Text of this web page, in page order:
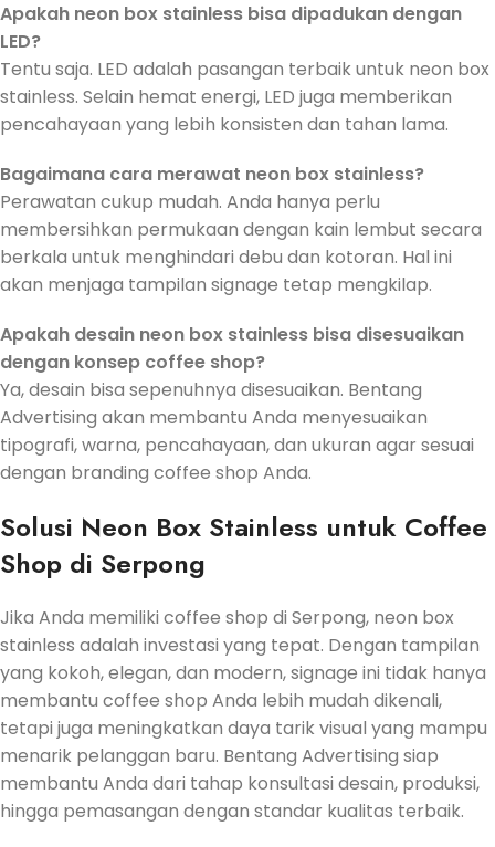
Apakah neon box stainless bisa dipadukan dengan
LED?
Tentu saja. LED adalah pasangan terbaik untuk neon box
stainless. Selain hemat energi, LED juga memberikan
pencahayaan yang lebih konsisten dan tahan lama.
Bagaimana cara merawat neon box stainless?
Perawatan cukup mudah. Anda hanya perlu
membersihkan permukaan dengan kain lembut secara
berkala untuk menghindari debu dan kotoran. Hal ini
akan menjaga tampilan signage tetap mengkilap.
Apakah desain neon box stainless bisa disesuaikan
dengan konsep coffee shop?
Ya, desain bisa sepenuhnya disesuaikan. Bentang
Advertising akan membantu Anda menyesuaikan
tipografi, warna, pencahayaan, dan ukuran agar sesuai
dengan branding coffee shop Anda.
Solusi Neon Box Stainless untuk Coffee
Shop di Serpong
Jika Anda memiliki coffee shop di Serpong, neon box
stainless adalah investasi yang tepat. Dengan tampilan
yang kokoh, elegan, dan modern, signage ini tidak hanya
membantu coffee shop Anda lebih mudah dikenali,
tetapi juga meningkatkan daya tarik visual yang mampu
menarik pelanggan baru. Bentang Advertising siap
membantu Anda dari tahap konsultasi desain, produksi,
hingga pemasangan dengan standar kualitas terbaik.